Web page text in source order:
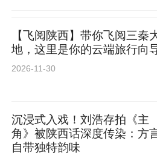
了王某的微信。
5月7日，王某突然来到小
出去，当着他女友的面打我
我，不知道是因为我删了他
【飞阅陕西】带你飞阅三秦
地，这里是你的云端旅行向
2026-11-30
沉浸式入戏！刘浩存拍《主
角》被陕西话深度传染：方
自带独特韵味